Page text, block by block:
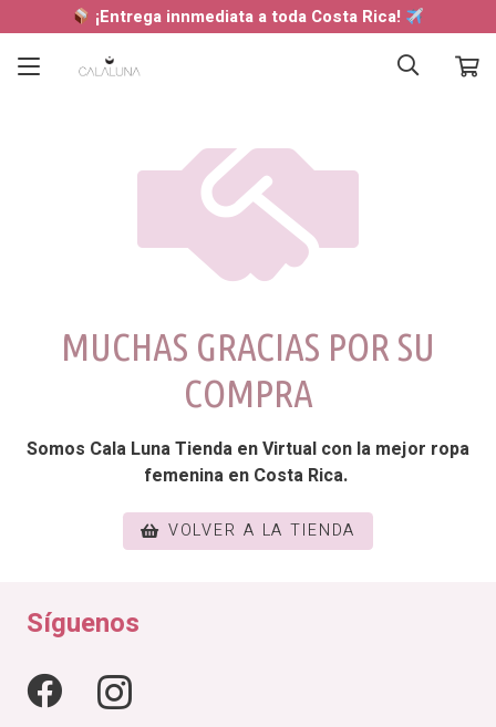
¡Entrega innmediata a toda Costa Rica!
MUCHAS GRACIAS POR SU
COMPRA
Somos Cala Luna Tienda en Virtual con la mejor ropa
femenina en Costa Rica.
VOLVER A LA TIENDA
Síguenos